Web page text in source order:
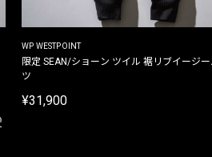
WP WESTPOINT
限定 SEAN/ショーン ツイル 裾リブイージー
ツ
¥31,900